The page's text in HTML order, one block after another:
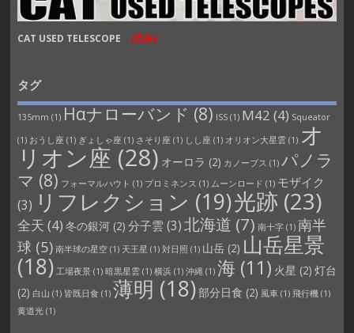
CAT USED TELESCOPE (広告)
タグ
135mm (1) Hαナローバンド (8) ISS(1) M42 (4) Squeator
(1) おうし座 (1) ぎょしゃ座 (1) さそり座 (1) しし座 (1) オリオン大星雲(1) オ
リオン座 (28) オーロラ (2) カノープス (1) パノラ
マ (8) フォーマルハウト (1) プロミネンス (1) ムーンロード (1) モザイク
(3) リフレクション (19)光跡 (23)
全天 (4) 冬の銀河(2) 分子雲 (3)北海道 (7) 南十字(1) 南半
球 (5) 南半球の星空(1) 天王星 (1) 対日照 (1) 山岳(2) 山岳星景
(18) 工場夜景(1) 暗黒星雲(1) 横浜(1) 沖縄(1) 海 (11) 火星 (2) 灯台
(2) 白山 (1) 皆既日食 (1) 薄明 (18)部分日食 (2) 風車(1) 飛行機(1)
黄道光(1)